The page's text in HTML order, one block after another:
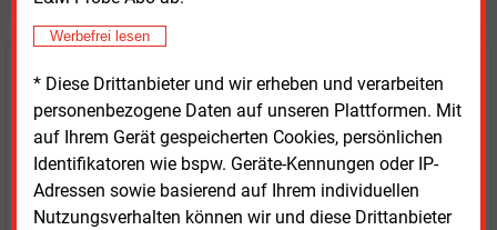
Werbefrei lesen
* Diese Drittanbieter und wir erheben und verarbeiten
personenbezogene Daten auf unseren Plattformen. Mit
auf Ihrem Gerät gespeicherten Cookies, persönlichen
Identifikatoren wie bspw. Geräte-Kennungen oder IP-
Adressen sowie basierend auf Ihrem individuellen
Nutzungsverhalten können wir und diese Drittanbieter
Kaufen Sie den Artikel
erhalten Sie sofort diesen redaktionellen Beitrag für
nur €8.93